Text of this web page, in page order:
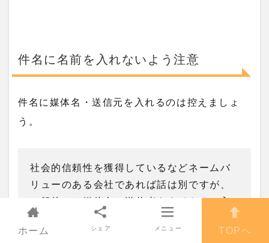
件名に名前を入れないよう注意
件名に媒体名・送信元を入れるのは控えましょ
う。
社会的信頼性を獲得しているなどネームバ
リューのある会社であれば話は別ですが、
一般的には媒体名・送信者をタイトルに入
れても、読者への訴求力は低いです。
ホーム
シェア メニュー TOPへ